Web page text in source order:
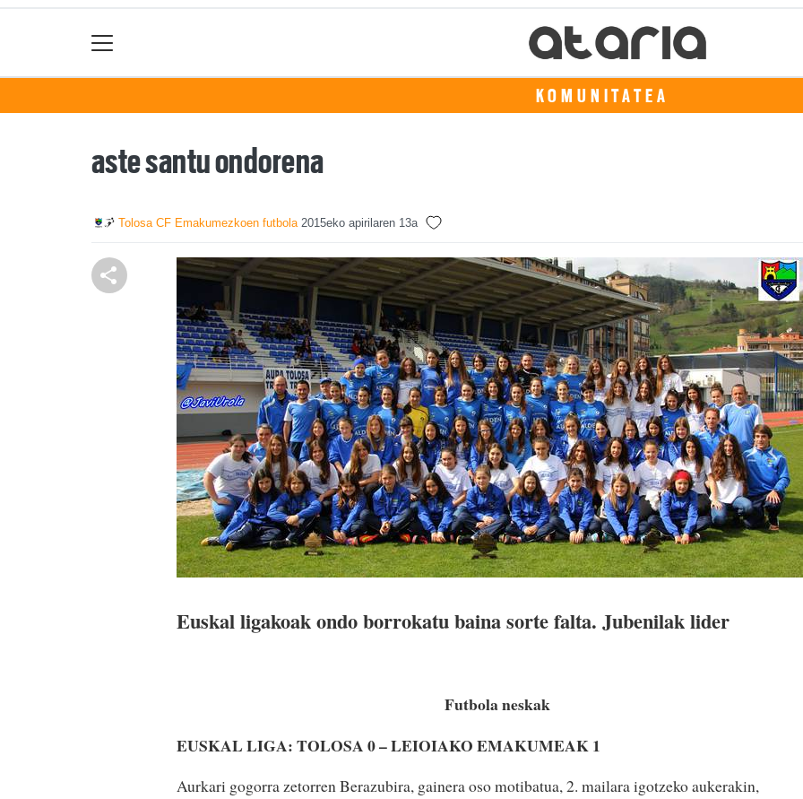
KOMUNITATEA
aste santu ondorena
Tolosa CF Emakumezkoen futbola 2015eko apirilaren 13a
Euskal ligakoak ondo borrokatu baina sorte falta. Jubenilak lider
Futbola neskak
EUSKAL LIGA: TOLOSA 0 – LEIOIAKO EMAKUMEAK 1
Aurkari gogorra zetorren Berazubira, gainera oso motibatua, 2. mailara igotzeko aukerakin,